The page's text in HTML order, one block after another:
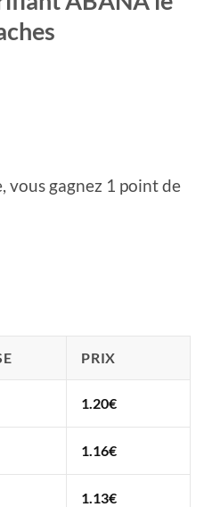
vous gagnez 1 point de
PRIX
1.20€
1.16€
1.13€